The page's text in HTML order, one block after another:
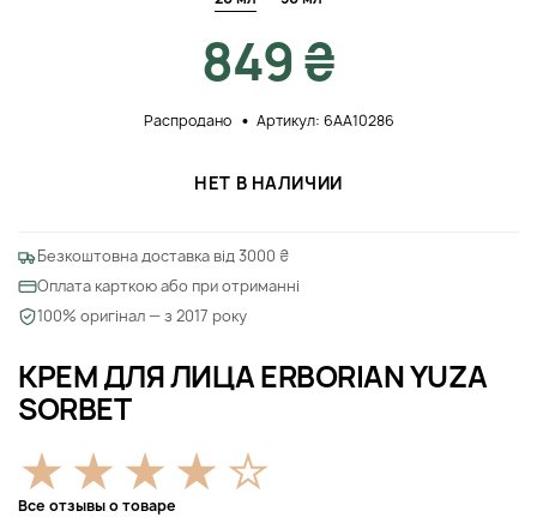
КРЕМ ДЛЯ ЛИЦА ERBORIAN YUZA
SORBET
Все отзывы о товаре
849 ₴
Распродано Артикул: 6AA10286
НЕТ В НАЛИЧИИ
Безкоштовна доставка від 3000 ₴
Оплата карткою або при отриманні
100% оригінал — з 2017 року